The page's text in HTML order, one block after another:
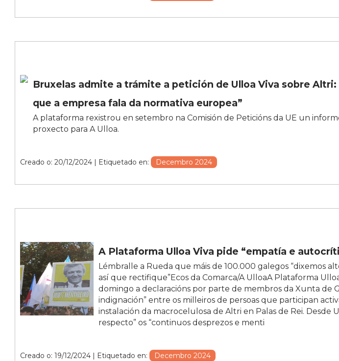
Bruxelas admite a trámite a petición de Ulloa Viva sobre
que a empresa fala da normativa europea”
A plataforma rexistrou en setembro na Comisión de Peticións da UE un
proxecto para A Ulloa.
Creado o: 20/12/2024 | Etiquetado en: Decembro 2024
A Plataforma Ulloa Viva pide “empatía e
Lémbralle a Rueda que máis de 100.000 galegos “dixemos
así que rectifique”Ecos da Comarca/A UlloaA Plataforma
domingo a declaracións por parte de membros da Xunta de
indignación” entre os milleiros de persoas que participan
instalación da macrocelulosa de Altri en Palas de Rei. Desde
respecto” os “continuos desprezos e menti
Creado o: 19/12/2024 | Etiquetado en: Decembro 2024